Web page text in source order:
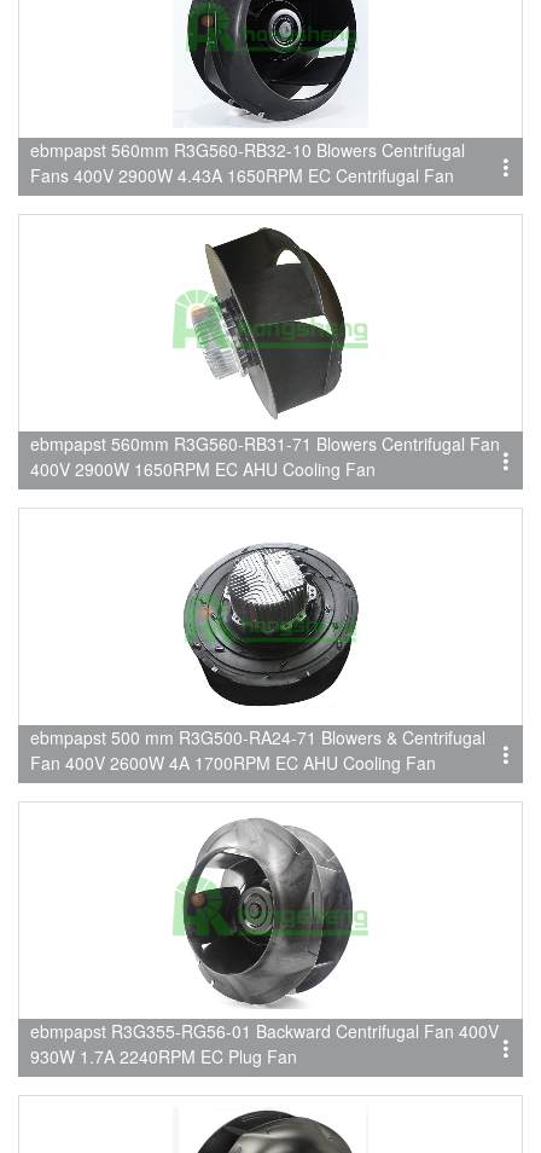
ebmpapst 560mm R3G560-RB32-10 Blowers Centrifugal
Fans 400V 2900W 4.43A 1650RPM EC Centrifugal Fan
ebmpapst 560mm R3G560-RB31-71 Blowers Centrifugal Fan
400V 2900W 1650RPM EC AHU Cooling Fan
ebmpapst 500 mm R3G500-RA24-71 Blowers & Centrifugal
Fan 400V 2600W 4A 1700RPM EC AHU Cooling Fan
ebmpapst R3G355-RG56-01 Backward Centrifugal Fan 400V
930W 1.7A 2240RPM EC Plug Fan